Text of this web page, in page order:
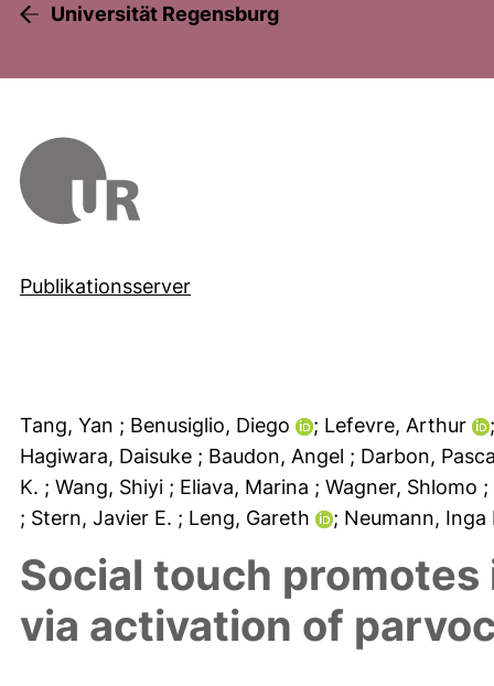
Universität Regensburg
Publikationsserver
Tang, Yan ; Benusiglio, Diego ; Lefevre, Arthur
Hagiwara, Daisuke ; Baudon, Angel ; Darbon,
K. ; Wang, Shiyi ; Eliava, Marina ; Wagner, Shlomo ;
; Stern, Javier E. ; Leng, Gareth ; Neumann, Inga
Social touch
via activation of